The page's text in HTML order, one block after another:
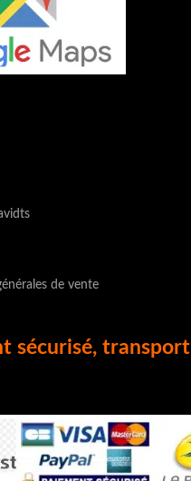
de vente
sécurisé, transport